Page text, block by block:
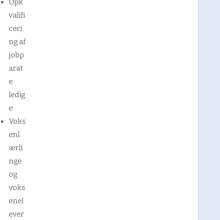
Opk
valifi
ceri
ng af
jobp
arat
e
ledig
e
Voks
enl
ærli
nge
og
voks
enel
ever